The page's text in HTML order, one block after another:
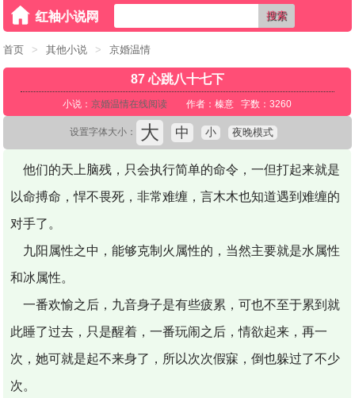
搜索
首页 > 其他小说 > 京婚温情
87 心跳八十七下
小说：京婚温情在线阅读 作者：榛意 字数：3260
设置字体大小： 大 中 小 夜晚模式
他们的天上脑残，只会执行简单的命令，一但打起来就是
以命搏命，悍不畏死，非常难缠，言木木也知道遇到难缠的
对手了。
九阳属性之中，能够克制火属性的，当然主要就是水属性
和冰属性。
一番欢愉之后，九音身子是有些疲累，可也不至于累到就
此睡了过去，只是醒着，一番玩闹之后，情欲起来，再一
次，她可就是起不来身了，所以次次假寐，倒也躲过了不少
次。